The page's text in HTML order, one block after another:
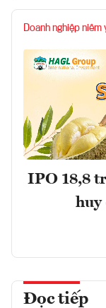
Doanh nghiệp niêm
IPO 18,8
huy
Đọc tiếp